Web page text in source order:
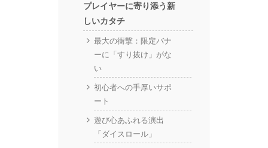
プレイヤーに寄り添う新
しいカタチ
最大の衝撃：限定バナ
ーに「すり抜け」がな
い
初心者への手厚いサポ
ート
遊び心あふれる演出
「ダイスロール」